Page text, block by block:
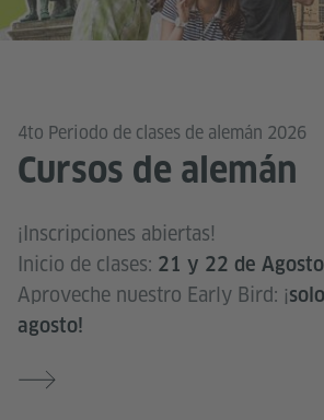
4to Periodo de clases de alemán 2026
Cursos de alemán
¡Inscripciones abiertas!
Inicio de clases: 21 y 22 de Agosto
Aproveche nuestro Early Bird: ¡
agosto!